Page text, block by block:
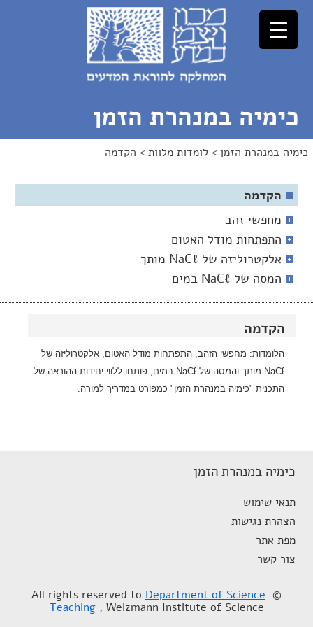
לתוכן
לניווט
כימיה במנהרת הזמן
כימיה במנהרת הזמן > לומדות מלוות > הקדמה
הקדמה
הלומדות: מחפשי הזהב, התפתחות מודל האטום, אלקטרוליזה של
NaCℓ מותך והמסה של NaCℓ
במים, פותחו ללווי יחידות ההוראה של
התכנית "כימיה במנהרת הזמן" כמפורט במדריך למורה.
הקדמה
מחפשי זהב
התפתחות מודל האטום
אלקטרוליזה של NaCℓ מותך
המסה של NaCℓ במים
כימיה במנהרת הזמן
תנאי שימוש
הצהרת נגישות
מפת אתר
צור קשר
© All rights reserved to
Department of Science
Teaching , Weizmann Institute of Science